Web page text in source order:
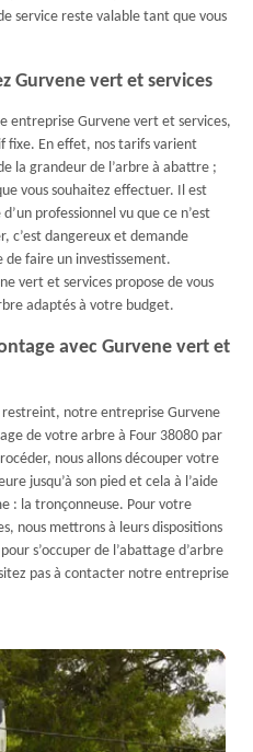
service reste valable tant que vous
Gurvene vert et services
entreprise Gurvene vert et services,
fixe. En effet, nos tarifs varient
la grandeur de l’arbre à abattre ;
vous souhaitez effectuer. Il est
professionnel vu que ce n’est
c’est dangereux et demande
de faire un investissement.
vert et services propose de vous
adaptés à votre budget.
avec Gurvene vert et
notre entreprise Gurvene
de votre arbre à Four 38080 par
nous allons découper votre
jusqu’à son pied et cela à l’aide
: la tronçonneuse. Pour votre
nous mettrons à leurs dispositions
s’occuper de l’abattage d’arbre
pas à contacter notre entreprise